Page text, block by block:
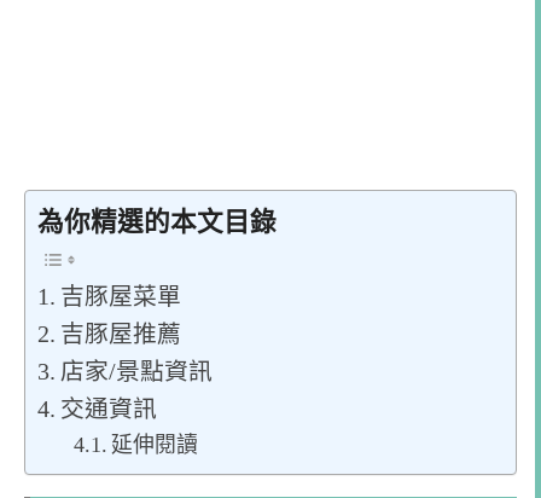
為你精選的本文目錄
吉豚屋菜單
吉豚屋推薦
店家/景點資訊
交通資訊
延伸閱讀